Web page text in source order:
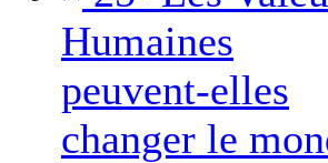
Humaines
peuvent-elles
changer le